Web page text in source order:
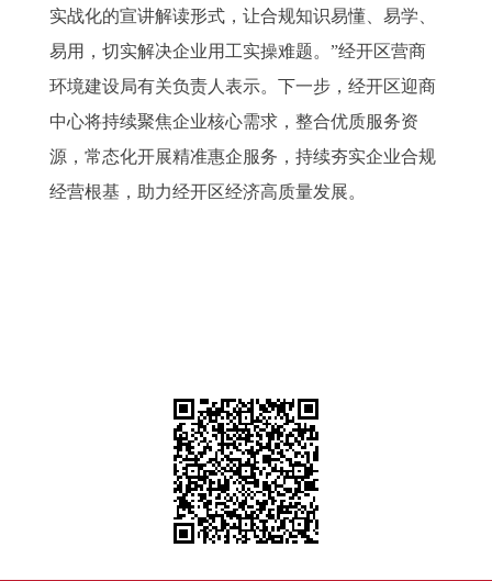
实战化的宣讲解读形式，让合规知识易懂、易学、
易用，切实解决企业用工实操难题。”经开区营商
环境建设局有关负责人表示。下一步，经开区迎商
中心将持续聚焦企业核心需求，整合优质服务资
源，常态化开展精准惠企服务，持续夯实企业合规
经营根基，助力经开区经济高质量发展。